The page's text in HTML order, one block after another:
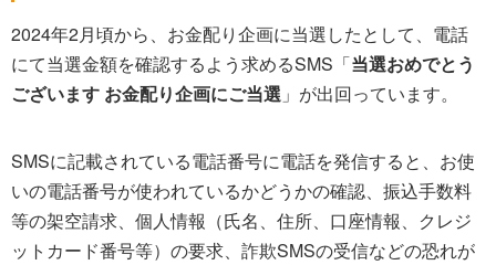
2024年2月頃から、お金配り企画に当選したとして、電話
にて当選金額を確認するよう求めるSMS「当選おめでとう
ございます お金配り企画にご当選 」が出回っています。
SMSに記載されている電話番号に電話を発信すると、お使
いの電話番号が使われているかどうかの確認、振込手数料
等の架空請求、個人情報（氏名、住所、口座情報、クレジ
ットカード番号等）の要求、詐欺SMSの受信などの恐れが